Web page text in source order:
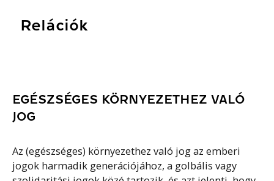
Relációk
EGÉSZSÉGES KÖRNYEZETHEZ VALÓ
JOG
Az (egészséges) környezethez való jog az emberi
jogok harmadik generációjához, a golbális vagy